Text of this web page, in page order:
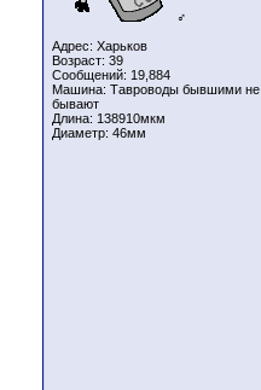
♂
Адрес: Харьков
Возраст: 39
Сообщений: 19,884
Машина: Тавроводы бывшими не
бывают
Длина: 138910мкм
Диаметр: 46мм